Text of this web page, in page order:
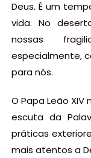
Deus. É um
vida. No
nossas
especialmente,
para nós.
O Papa Leão
escuta da
práticas
mais atentos a